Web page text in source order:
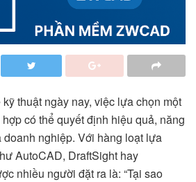
thuật ngày nay, việc lựa chọn một
có thể quyết định hiệu quả, năng
doanh nghiệp. Với hàng loạt lựa
AutoCAD, DraftSight hay
nhiều người đặt ra là: “Tại sao